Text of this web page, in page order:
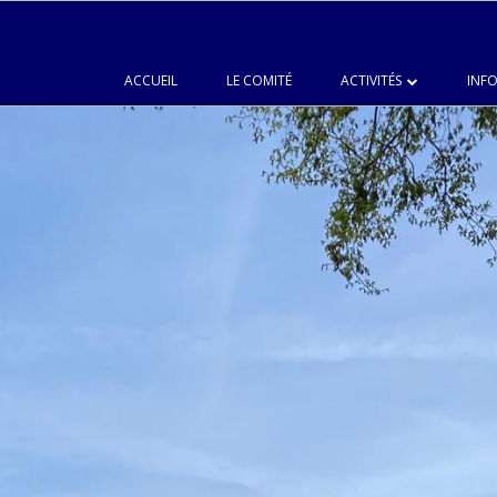
ACCUEIL LE COMITÉ ACTIVITÉS
LANGUES
CHŒUR DU JUMELAGE
PEINTURE
CUISINE